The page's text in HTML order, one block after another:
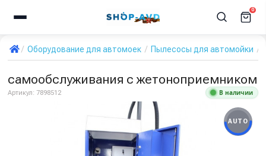
0
Оборудование для автомоек Пылесосы для автомойки
самообслуживания с жетоноприемником
Артикул: 7898512 В наличии
AUTO